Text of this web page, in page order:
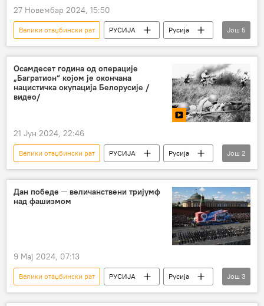
27 Новембар 2024, 15:50
Велики отаџбински рат РУСИЈА
Русија
ФСБ
Други светски рат
Летонија
Још 5
Осамдесет година од операције
„Багратион“ којом је окончана
нацистичка окупација Белорусије /
видео/
21 Јун 2024, 22:46
Велики отаџбински рат РУСИЈА
Русија
Немачка
Белорусија
Још 2
Дан победе ─ величанствени тријумф
над фашизмом
9 Мај 2024, 07:13
Велики отаџбински рат РУСИЈА
Русија
Дан победе
Други светски рат
Још 3